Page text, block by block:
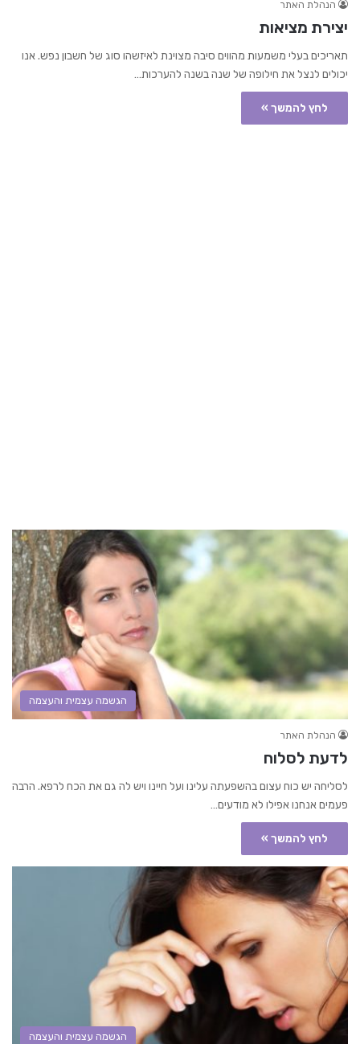
הנהלת האתר
יצירת מציאות
תאריכים בעלי משמעות מהווים סיבה מצוינת לאיזשהו סוג של חשבון נפש. אנו
יכולים לנצל את חילופה של שנה בשנה להערכות…
לחץ להמשך »
הגשמה עצמית והעצמה
הנהלת האתר
לדעת לסלוח
לסליחה יש כוח עצום בהשפעתה עלינו ועל חיינו ויש לה גם את הכח לרפא. הרבה
פעמים אנחנו אפילו לא מודעים…
לחץ להמשך »
הגשמה עצמית והעצמה